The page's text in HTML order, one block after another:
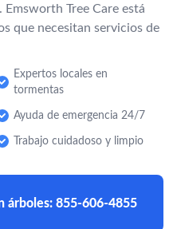
Tree Care está
que necesitan servicios de
Expertos locales en
tormentas
Ayuda de emergencia 24/7
Trabajo cuidadoso y limpio
árboles: 855-606-4855